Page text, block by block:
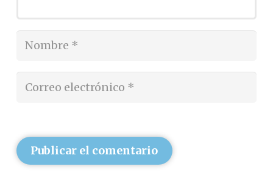
Publicar el comentario